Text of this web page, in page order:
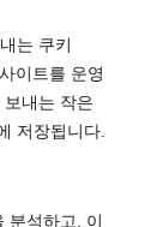
는 쿠키
이트를 운영
내는 작은
저장됩니다.
분석하고, 이